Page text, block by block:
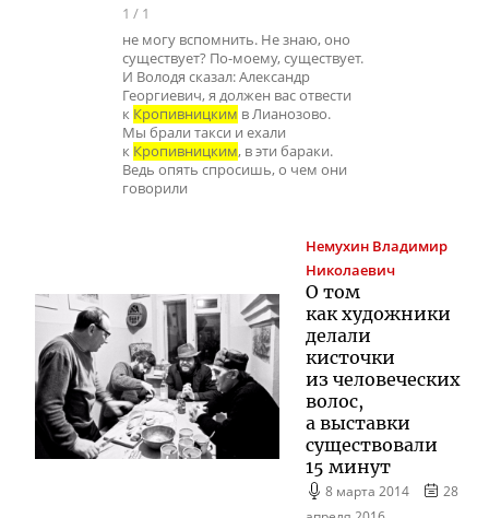
1 / 1
не могу вспомнить. Не знаю, оно
существует? По-моему, существует.
И Володя сказал: Александр
Георгиевич, я должен вас отвести
к Кропивницким в Лианозово.
Мы брали такси и ехали
к Кропивницким, в эти бараки.
Ведь опять спросишь, о чем они
говорили
Немухин Владимир
Николаевич
О том
как художники
делали
кисточки
из человеческих
волос,
а выставки
существовали
15 минут
8 марта 2014
28